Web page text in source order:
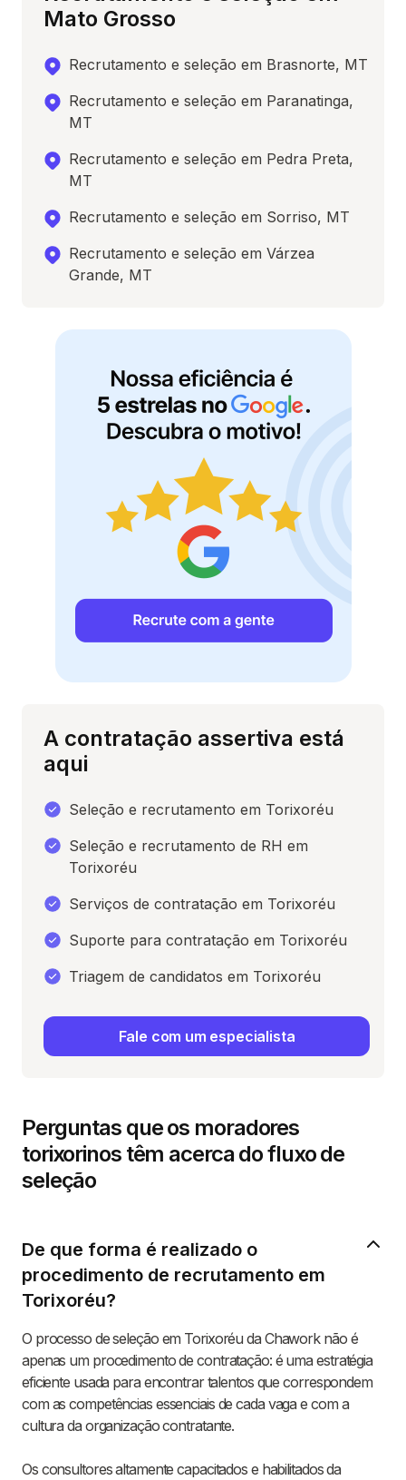
Perguntas que os moradores
torixorinos têm acerca do fluxo de
seleção
De que forma é realizado o
procedimento de recrutamento em
Torixoréu?
O processo de seleção em Torixoréu da Chawork não é
apenas um procedimento de contratação: é uma estratégia
eficiente usada para encontrar talentos que correspondem
com as competências essenciais de cada vaga e com a
cultura da organização contratante.
Os consultores altamente capacitados e habilitados da
Mato Grosso
Recrutamento e seleção em Brasnorte, MT
Recrutamento e seleção em Paranatinga,
MT
Recrutamento e seleção em Pedra Preta,
MT
Recrutamento e seleção em Sorriso, MT
Recrutamento e seleção em Várzea
Grande, MT
A contratação assertiva está
aqui
Seleção e recrutamento em Torixoréu
Seleção e recrutamento de RH em
Torixoréu
Serviços de contratação em Torixoréu
Suporte para contratação em Torixoréu
Triagem de candidatos em Torixoréu
Fale com um especialista